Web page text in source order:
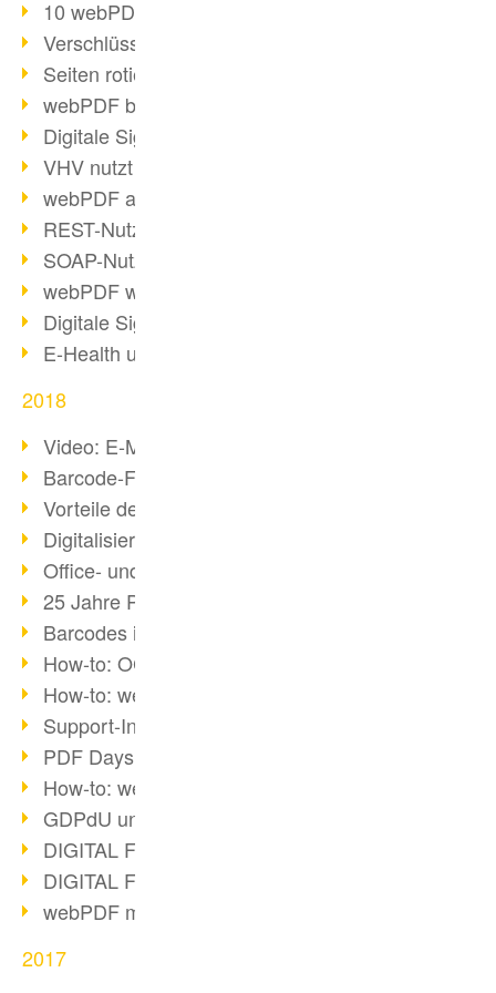
10 webPDF Vorteile für Entwickler
Verschlüsselung mit wsclient
Seiten rotieren mit wsclient
webPDF bei Würth Finance
Digitale Signaturen - Teil 2
VHV nutzt webPDF Preview
webPDF als Docker-Container
REST-Nutzung mit webPDF wsclient
SOAP-Nutzung mit webPDF wsclient
webPDF wsclient für Java
Digitale Signaturen - Teil 1
E-Health und Digitalisierung
2018
Video: E-Mails in PDF konvertieren
Barcode-Formate im Überblick
Vorteile des webPDF-Portals
Digitalisierung - Papierloses Büro
Office- und SharePoint-Bridge
25 Jahre PDF
Barcodes in PDF-Dokumenten
How-to: OCR mit webPDF 7
How-to: webPDF Optionen
Support-Infos für webPDF
PDF Days Europe 2018
How-to: webPDF Webservices
GDPdU und GoBD
DIGITAL FUTUREcongress Rückblick
DIGITAL FUTUREcongress 2018
webPDF mit Ruby via REST
2017